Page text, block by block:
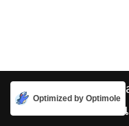
Kengji.co &
Optimized by Optimole